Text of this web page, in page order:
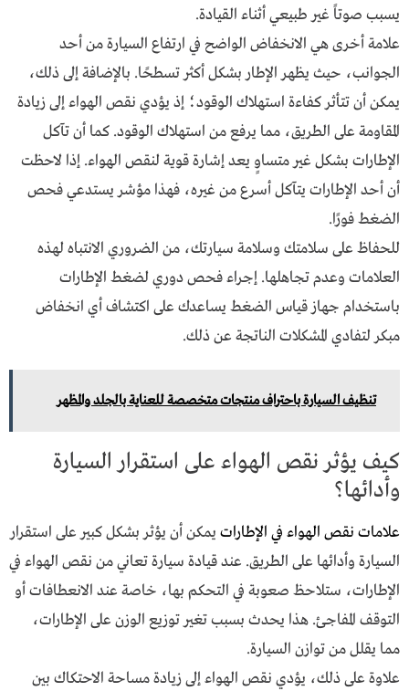
يسبب صوتاً غير طبيعي أثناء القيادة.
علامة أخرى هي الانخفاض الواضح في ارتفاع السيارة من أحد
الجوانب، حيث يظهر الإطار بشكل أكثر تسطحًا. بالإضافة إلى ذلك،
يمكن أن تتأثر كفاءة استهلاك الوقود؛ إذ يؤدي نقص الهواء إلى زيادة
المقاومة على الطريق، مما يرفع من استهلاك الوقود. كما أن تآكل
الإطارات بشكل غير متساوٍ يعد إشارة قوية لنقص الهواء. إذا لاحظت
أن أحد الإطارات يتآكل أسرع من غيره، فهذا مؤشر يستدعي فحص
الضغط فورًا.
للحفاظ على سلامتك وسلامة سيارتك، من الضروري الانتباه لهذه
العلامات وعدم تجاهلها. إجراء فحص دوري لضغط الإطارات
باستخدام جهاز قياس الضغط يساعدك على اكتشاف أي انخفاض
مبكر لتفادي المشكلات الناتجة عن ذلك.
تنظيف السيارة باحتراف منتجات متخصصة للعناية بالجلد والمظهر
كيف يؤثر نقص الهواء على استقرار السيارة
وأدائها؟
علامات نقص الهواء في الإطارات يمكن أن يؤثر بشكل كبير على استقرار
السيارة وأدائها على الطريق. عند قيادة سيارة تعاني من نقص الهواء في
الإطارات، ستلاحظ صعوبة في التحكم بها، خاصة عند الانعطافات أو
التوقف المفاجئ. هذا يحدث بسبب تغير توزيع الوزن على الإطارات،
مما يقلل من توازن السيارة.
علاوة على ذلك، يؤدي نقص الهواء إلى زيادة مساحة الاحتكاك بين